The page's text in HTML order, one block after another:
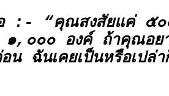
อ :- “คุณสงสัยแค่ ๕๐
๑,๐๐๐ องค์ ถ้าคุณอยา
อน ฉันเคยเป็นหรือเปล่